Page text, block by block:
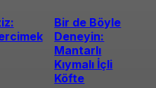
Bir de Böyle
Deneyin:
Mantarlı
Kıymalı İçli
Köfte